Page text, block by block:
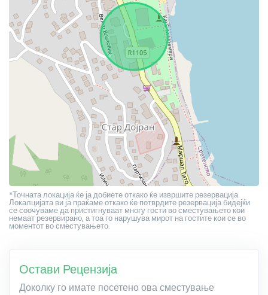
*Точната локација ќе ја добиете откако ќе извршите резервација.
Локалцијата ви ја праќаме откако ќе потврдите резервација бидејќи
се соочуваме да пристигнуваат многу гости во сместувањето кои
немаат резервирано, а тоа го нарушува мирот на гостите кои се во
моментот во сместувањето.
Остави Рецензија
Доколку го имате посетено ова сместување